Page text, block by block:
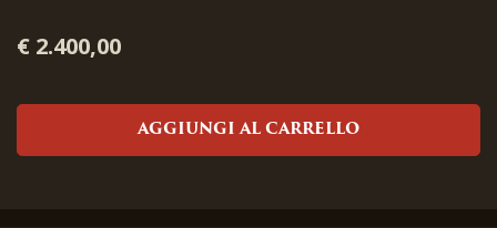
€ 2.400,00
AGGIUNGI AL CARRELLO